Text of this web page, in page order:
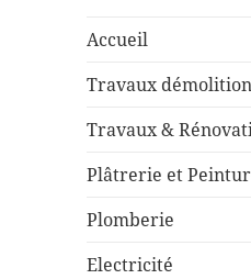
Accueil
Travaux démolition
Travaux &
Plâtrerie et
Plomberie
Electricité